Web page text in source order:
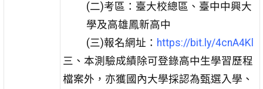
(二)考區：臺大校總區、臺中中興大
學及高雄鳳新高中
(三)報名網址： https://bit.ly/4cnA4Kl
三、本測驗成績除可登錄高中生學習歷程
檔案外，亦獲國內大學採認為甄選入學、